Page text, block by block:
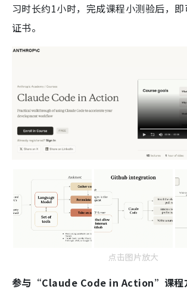
习时长约1小时，完成课程小测验后，
证书。
点击图片放大
参与“Claude Code in Action”课程